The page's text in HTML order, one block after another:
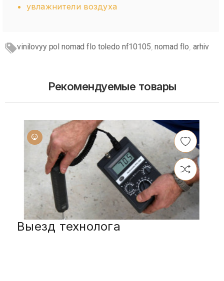
увлажнители воздуха
vinilovyy pol nomad flo toledo nf10105 ,nomad flo arhiv
Рекомендуемые товары
Выезд технолога